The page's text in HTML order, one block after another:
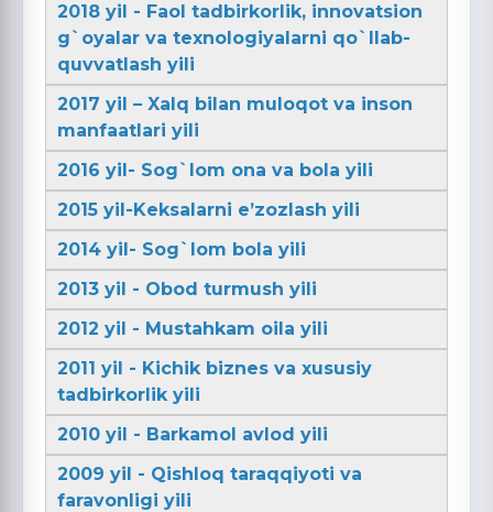
2018 yil - Faol tadbirkorlik, innovatsion
g`oyalar va texnologiyalarni qo`llab-
quvvatlash yili
2017 yil – Xalq bilan muloqot va inson
manfaatlari yili
2016 yil- Sog`lom ona va bola yili
2015 yil-Keksalarni e’zozlash yili
2014 yil- Sog`lom bola yili
2013 yil - Obod turmush yili
2012 yil - Mustahkam oila yili
2011 yil - Kichik biznes va xususiy
tadbirkorlik yili
2010 yil - Barkamol avlod yili
2009 yil - Qishloq taraqqiyoti va
faravonligi yili